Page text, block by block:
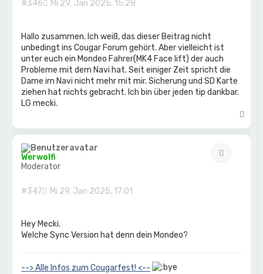
#346 Mi 29. Jan 2025, 15:28
Hallo zusammen. Ich weiß, das dieser Beitrag nicht
unbedingt ins Cougar Forum gehört. Aber vielleicht ist
unter euch ein Mondeo Fahrer(MK4 Face lift) der auch
Probleme mit dem Navi hat. Seit einiger Zeit spricht die
Dame im Navi nicht mehr mit mir. Sicherung und SD Karte
ziehen hat nichts gebracht. Ich bin über jeden tip dankbar.
LG mecki.
a
c
Werwolfi
Moderator
#347 Mi 29. Jan 2025, 17:01
Hey Mecki.
Welche Sync Version hat denn dein Mondeo?
--> Alle Infos zum Cougarfest! <--